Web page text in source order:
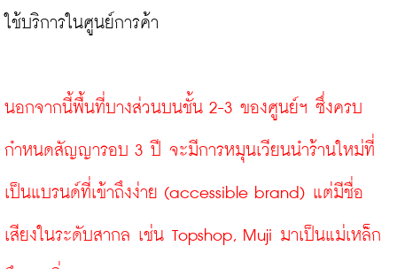
ใช้บริการในศูนย์การค้า
นอกจากนี้พื้นที่บางส่วนบนชั้น 2-3 ของศูนย์ฯ ซึ่งครบ
กำหนดสัญญารอบ 3 ปี จะมีการหมุนเวียนนำร้านใหม่ที่
เป็นแบรนด์ที่เข้าถึงง่าย (accessible brand) แต่มีชื่อ
เสียงในระดับสากล เช่น Topshop, Muji มาเป็นแม่เหล็ก